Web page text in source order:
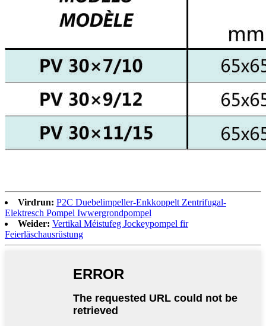
Virdrun: P2C Duebelimpeller-Enkkoppelt Zentrifugal-
Elektresch Pompel Iwwergrondpompel
Weider: Vertikal Méistufeg Jockeypompel fir
Feierläschausrüstung